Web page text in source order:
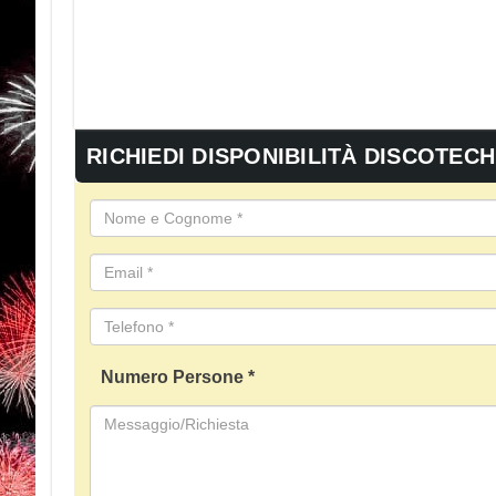
RICHIEDI DISPONIBILITÀ
Numero Persone *